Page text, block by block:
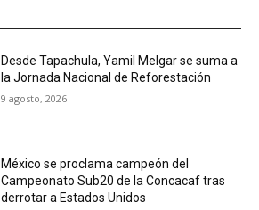
Desde Tapachula, Yamil Melgar se suma a
la Jornada Nacional de Reforestación
9 agosto, 2026
México se proclama campeón del
Campeonato Sub20 de la Concacaf tras
derrotar a Estados Unidos